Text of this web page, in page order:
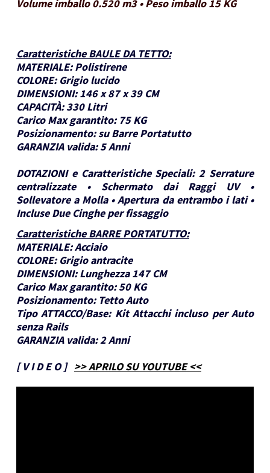
Volume imballo 0.520 m3 • Peso imballo 15 KG
Caratteristiche BAULE DA TETTO:
MATERIALE: Polistirene
COLORE: Grigio lucido
DIMENSIONI: 146 x 87 x 39 CM
CAPACITÀ: 330 Litri
Carico Max garantito: 75 KG
Posizionamento: su Barre Portatutto
GARANZIA valida: 5 Anni
DOTAZIONI e Caratteristiche Speciali: 2 Serrature
centralizzate • Schermato dai Raggi UV •
Sollevatore a Molla • Apertura da entrambo i lati •
Incluse Due Cinghe per fissaggio
Caratteristiche BARRE PORTATUTTO:
MATERIALE:Acciaio
COLORE: Grigio antracite
DIMENSIONI: Lunghezza 147 CM
Carico Max garantito: 50 KG
Posizionamento: Tetto Auto
Tipo ATTACCO/Base: Kit Attacchi incluso per Auto
senza Rails
GARANZIA valida:2 Anni
[V I D E O] >> APRILO SU YOUTUBE <<